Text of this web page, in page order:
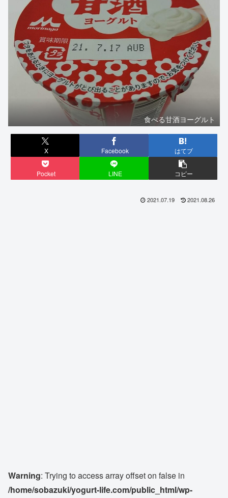
食べる甘酒ヨーグルト
X Facebook はてブ
Pocket LINE コピー
2021.07.19 2021.08.26
Warning: Trying to access array offset on false in
/home/sobazuki/yogurt-life.com/public_html/wp-